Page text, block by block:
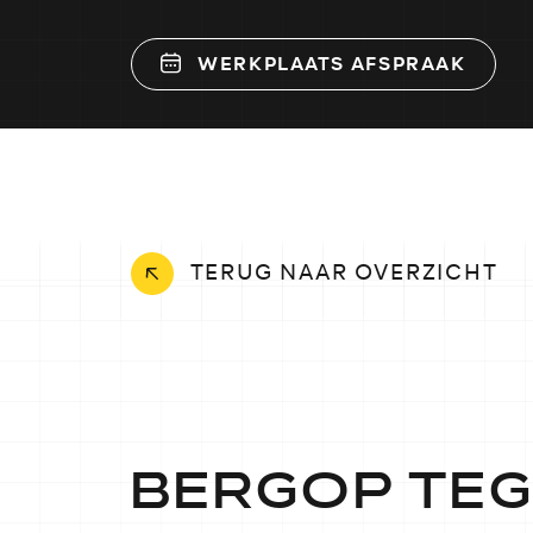
WERKPLAATS AFSPRAAK
TERUG NAAR OVERZICHT
BERGOP